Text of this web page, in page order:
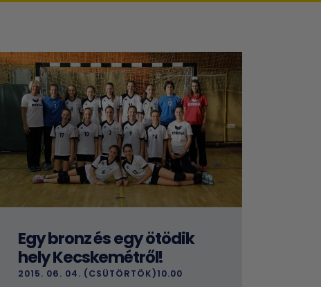
Egy bronz és egy ötödik
hely Kecskemétről!
2015. 06. 04. (CSÜTÖRTÖK)10.00